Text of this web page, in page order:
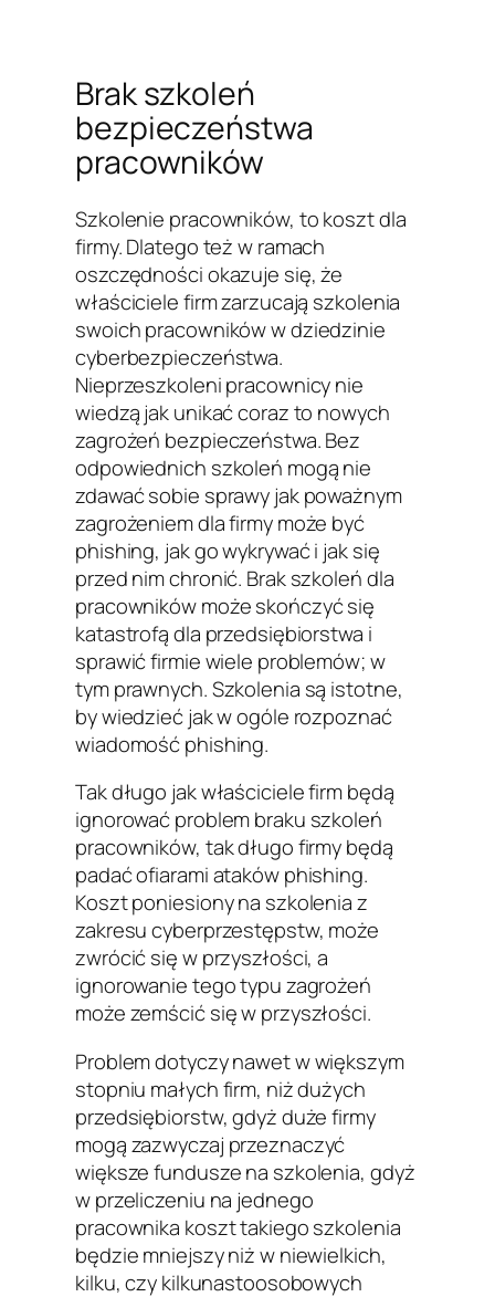
Brak szkoleń
bezpieczeństwa
pracowników
Szkolenie pracowników, to koszt dla
firmy. Dlatego też w ramach
oszczędności okazuje się, że
właściciele firm zarzucają szkolenia
swoich pracowników w dziedzinie
cyberbezpieczeństwa.
Nieprzeszkoleni pracownicy nie
wiedzą jak unikać coraz to nowych
zagrożeń bezpieczeństwa. Bez
odpowiednich szkoleń mogą nie
zdawać sobie sprawy jak poważnym
zagrożeniem dla firmy może być
phishing, jak go wykrywać i jak się
przed nim chronić. Brak szkoleń dla
pracowników może skończyć się
katastrofą dla przedsiębiorstwa i
sprawić firmie wiele problemów; w
tym prawnych. Szkolenia są istotne,
by wiedzieć jak w ogóle rozpoznać
wiadomość phishing.
Tak długo jak właściciele firm będą
ignorować problem braku szkoleń
pracowników, tak długo firmy będą
padać ofiarami ataków phishing.
Koszt poniesiony na szkolenia z
zakresu cyberprzestępstw, może
zwrócić się w przyszłości, a
ignorowanie tego typu zagrożeń
może zemścić się w przyszłości.
Problem dotyczy nawet w większym
stopniu małych firm, niż dużych
przedsiębiorstw, gdyż duże firmy
mogą zazwyczaj przeznaczyć
większe fundusze na szkolenia, gdyż
w przeliczeniu na jednego
pracownika koszt takiego szkolenia
będzie mniejszy niż w niewielkich,
kilku, czy kilkunastoosobowych